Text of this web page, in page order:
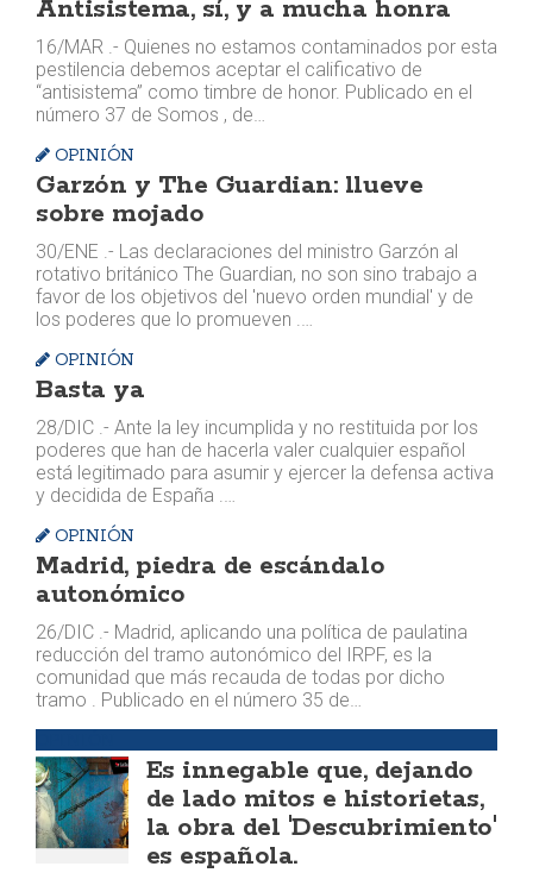
Antisistema, sí, y a mucha honra
16/MAR .- Quienes no estamos contaminados por esta
pestilencia debemos aceptar el calificativo de
“antisistema” como timbre de honor. Publicado en el
número 37 de Somos , de…
OPINIÓN
Garzón y The Guardian: llueve
sobre mojado
30/ENE .- Las declaraciones del ministro Garzón al
rotativo británico The Guardian, no son sino trabajo a
favor de los objetivos del 'nuevo orden mundial' y de
los poderes que lo promueven .…
OPINIÓN
Basta ya
28/DIC .- Ante la ley incumplida y no restituida por los
poderes que han de hacerla valer cualquier español
está legitimado para asumir y ejercer la defensa activa
y decidida de España .…
OPINIÓN
Madrid, piedra de escándalo
autonómico
26/DIC .- Madrid, aplicando una política de paulatina
reducción del tramo autonómico del IRPF, es la
comunidad que más recauda de todas por dicho
tramo . Publicado en el número 35 de…
Es innegable que, dejando
de lado mitos e historietas,
la obra del 'Descubrimiento'
es española.